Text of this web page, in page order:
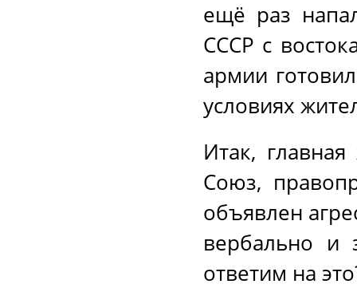
ещё раз
СССР с
армии
условиях
Итак,
Союз,
объявлен
вербально и
ответим на